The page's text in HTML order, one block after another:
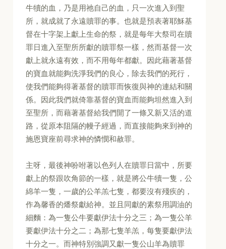
牛犢的血，乃是用祂自己的血，只一次進入到聖
所，就成就了永遠贖罪的事。也就是預表著耶穌基
督在十字架上獻上生命的祭，就是每年大祭司在贖
罪日進入至聖所所獻的贖罪祭一樣，然而基督一次
獻上就永遠有效，而不用每年都獻。因此藉著基督
的寶血就能夠洗淨我們的良心，除去我們的死行，
使我們能夠得著基督的贖罪而恢復與神的連結和關
係。因此我們就倚靠基督的寶血而能夠坦然進入到
至聖所，而藉著基督給我們開了一條又新又活的道
路，從原本阻隔的幔子經過，而直接能夠來到神的
施恩寶座前尋求神的憐憫和赦罪。
主呀，最後神吩咐著以色列人在贖罪日當中，所要
獻上的祭跟吹角節的一樣，就是將公牛犢一隻，公
綿羊一隻，一歲的公羊羔七隻，都要沒有殘疾的，
作為馨香的燔祭獻給神。並且同獻的素祭用調油的
細麵：為一隻公牛要獻伊法十分之三；為一隻公羊
要獻伊法十分之二；為那七隻羊羔，每隻要獻伊法
十分之一。而神特別強調又獻一隻公山羊為贖罪